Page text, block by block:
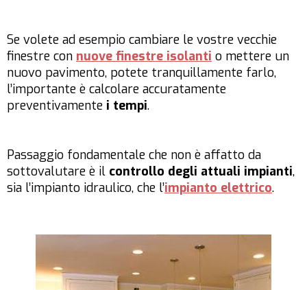
Se volete ad esempio cambiare le vostre vecchie
finestre con nuove finestre isolanti o mettere un
nuovo pavimento, potete tranquillamente farlo,
l’importante è calcolare accuratamente
preventivamente i tempi.
Passaggio fondamentale che non è affatto da
sottovalutare è il controllo degli attuali impianti,
sia l’impianto idraulico, che l’impianto elettrico.